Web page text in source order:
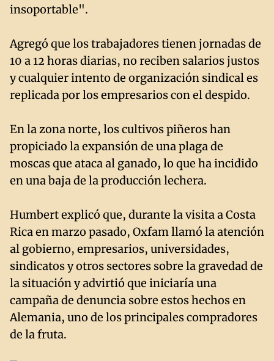
insoportable".
Agregó que los trabajadores tienen jornadas de
10 a 12 horas diarias, no reciben salarios justos
y cualquier intento de organización sindical es
replicada por los empresarios con el despido.
En la zona norte, los cultivos piñeros han
propiciado la expansión de una plaga de
moscas que ataca al ganado, lo que ha incidido
en una baja de la producción lechera.
Humbert explicó que, durante la visita a Costa
Rica en marzo pasado, Oxfam llamó la atención
al gobierno, empresarios, universidades,
sindicatos y otros sectores sobre la gravedad de
la situación y advirtió que iniciaría una
campaña de denuncia sobre estos hechos en
Alemania, uno de los principales compradores
de la fruta.